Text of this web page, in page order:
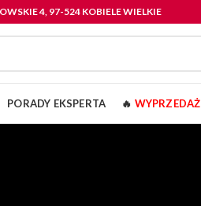
4, 97-524 KOBIELE WIELKIE
PORADY EKSPERTA 🔥 WYPRZEDAŻ